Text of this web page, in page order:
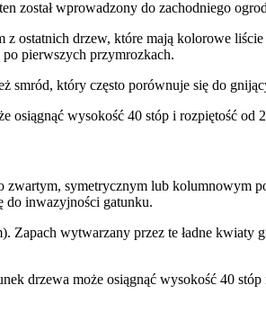
został wprowadzony do zachodniego
drzew, które mają kolorowe liście
po pierwszych przymrozkach.
smród, który często porównuje się do
osiągnąć wysokość 40 stóp i rozpiętość od
symetrycznym lub kolumnowym
do inwazyjności gatunku.
wytwarzany przez te ładne kwiaty
drzewa może osiągnąć wysokość 40